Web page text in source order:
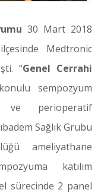
30 Mart 2018
Medtronic
“Genel Cerrahi
sempozyum
ve perioperatif
Sağlık Grubu
ameliyathane
katılım
sürecinde 2 panel